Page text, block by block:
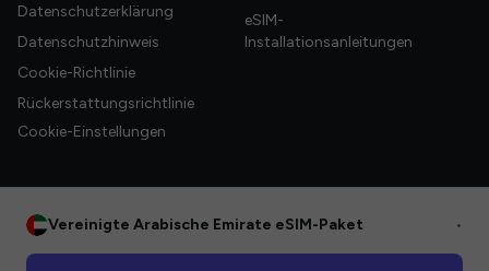
Datenschutzerklärung
Datenschutzhinweis
Cookie-Richtlinie
Rückerstattungsrichtlinie
Cookie-Einstellungen
eSIM-
Installationsanleitungen
Vereinigte Arabische Emirate eSIM-Paket •